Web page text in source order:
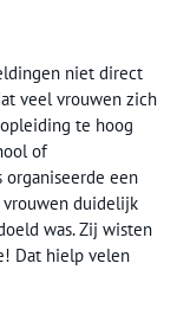
niet direct
veel vrouwen zich
te hoog
of
organiseerde een
duidelijk
was. Zij wisten
Dat hielp velen